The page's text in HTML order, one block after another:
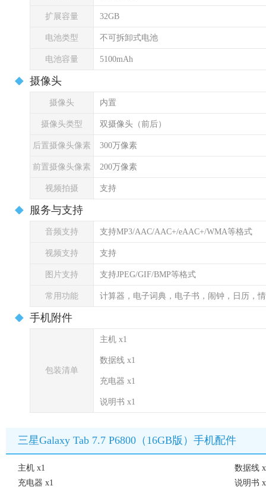
扩展容量 32GB
电池类型 不可拆卸式电池
电池容量 5100mAh
摄像头
摄像头 内置
摄像头类型 双摄像头（前后）
后置摄像头像素 300万像素
前置摄像头像素 200万像素
视频拍摄 支持
服务与支持
音频支持 支持MP3/AAC/AAC+/eAAC+/WMA等格式
视频支持 支持
图片支持 支持JPEG/GIF/BMP等格式
常用功能 计算器，电子词典，电子书，闹钟，日历，
手机附件
包装清单
主机 x1
数据线 x1
充电器 x1
说明书 x1
三星Galaxy Tab 7.7 P6800（16GB版）手机配件
主机 x1
数据线
充电器 x1
说明书